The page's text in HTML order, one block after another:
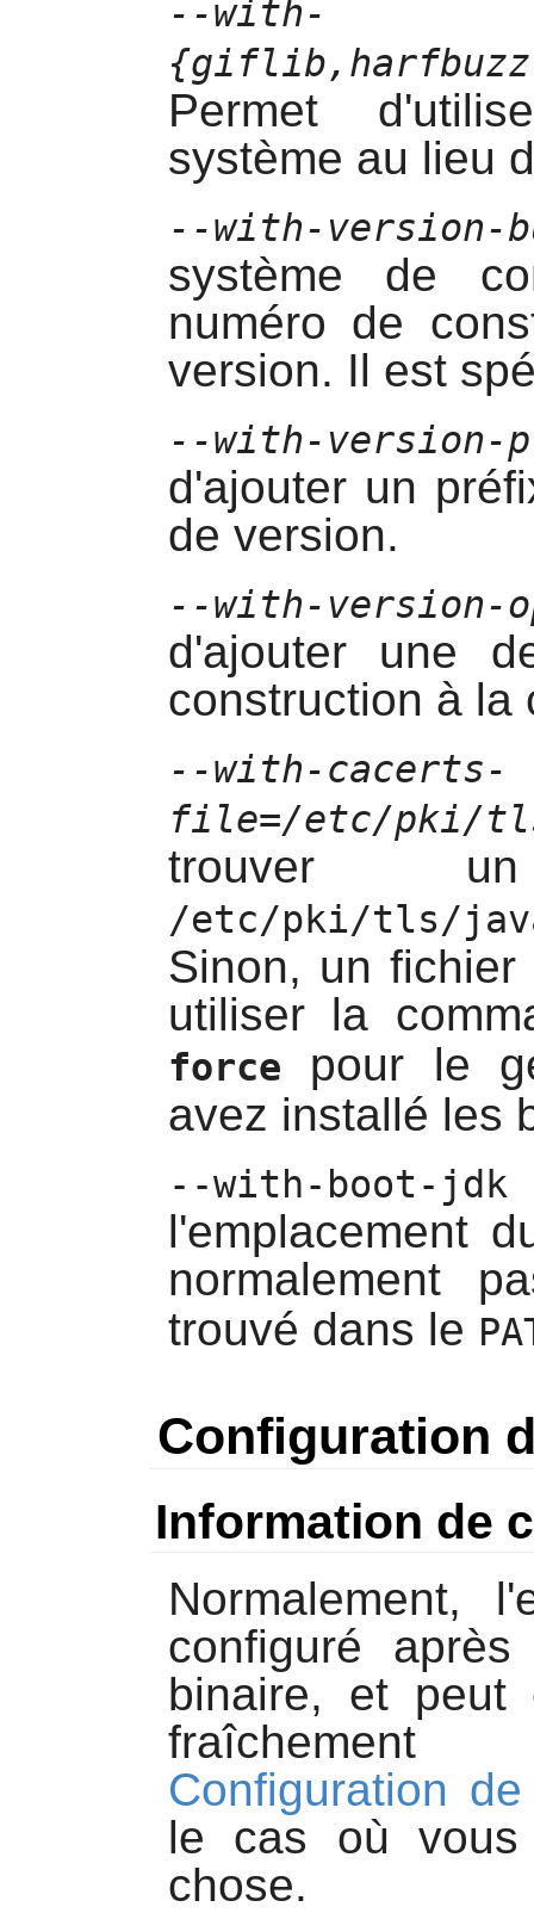
--with-
Permet
système au lieu
--with-version-
système de
numéro de
version. Il est
--with-version-
d'ajouter un
de version.
--with-version-
d'ajouter une
construction à la
--with-cacerts-
file=/etc/pki/
trouver
/etc/pki/tls/
Sinon, un
utiliser la
force
pour le
avez installé les
--with-boot-jdk
l'emplacement
normalement
trouvé dans le
Configuration
Information de
Normalement,
configuré
binaire, et peut
Configuration
le cas où vous
chose.